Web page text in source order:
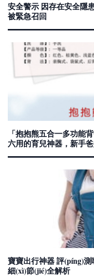
安全警示 因存在安全隱
被緊急召回
「抱抱熊五合一多功能
六用的育兒神器，新手
寶寶出行神器 評(píng)
細(xì)節(jié)全解析